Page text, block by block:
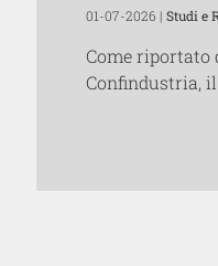
01-07-2026 | Studi e
Come riportato
Confindustria,